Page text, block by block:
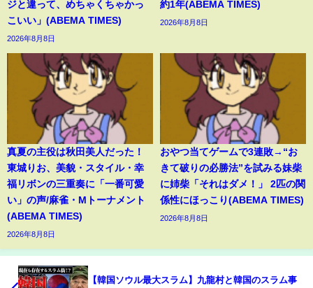
ジと違って、めちゃくちゃかっ
こいい」(ABEMA TIMES)
2026年8月8日
約1年(ABEMA TIMES)
2026年8月8日
真夏の主役は秋田美人だった！
東城りお、美貌・スタイル・幸
福リボンの三重奏に「一番可愛
い」の声/麻雀・Mトーナメント
(ABEMA TIMES)
2026年8月8日
おやつ当てゲームで3連敗→“お
きて破りの必勝法”を試みる妹柴
に姉柴「それはダメ！」 2匹の関
係性にほっこり(ABEMA TIMES)
2026年8月8日
【韓国ソウル最大スラム】九龍村と韓国のスラム事